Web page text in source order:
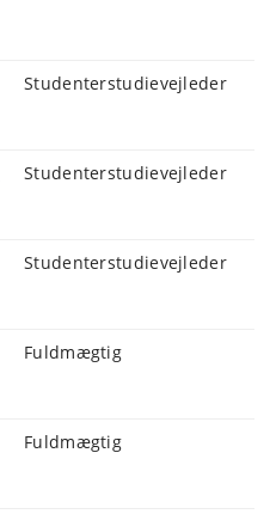
Studenterstudievejleder
Studenterstudievejleder
Studenterstudievejleder
Fuldmægtig
Fuldmægtig